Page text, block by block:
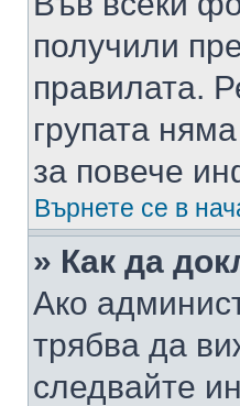
получили
правилата.
групата
за повече
Върнете се в
» Как да
Ако
трябва да
следвайте